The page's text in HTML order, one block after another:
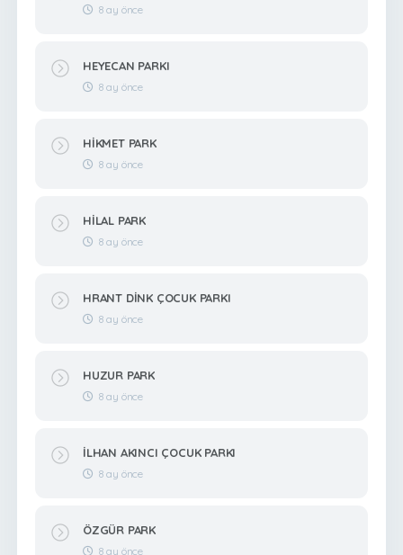
8 ay önce
HEYECAN PARKI
8 ay önce
HİKMET PARK
8 ay önce
HİLAL PARK
8 ay önce
HRANT DİNK ÇOCUK PARKI
8 ay önce
HUZUR PARK
8 ay önce
İLHAN AKINCI ÇOCUK PARKI
8 ay önce
ÖZGÜR PARK
8 ay önce